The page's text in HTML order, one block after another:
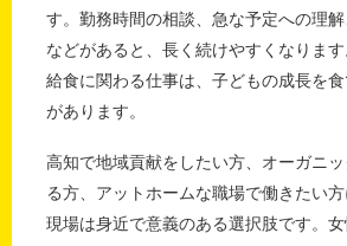
す。勤務時間の相談、急な予定への理
などがあると、長く続けやすくなりま
給食に関わる仕事は、子どもの成長を
があります。
高知で地域貢献をしたい方、オーガニ
る方、アットホームな職場で働きたい
現場は身近で意義のある選択肢です。